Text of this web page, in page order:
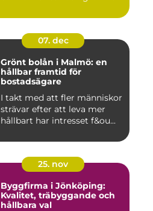
07. dec
Grönt bolån i Malmö: en
hållbar framtid för
bostadsägare
I takt med att fler människor
strävar efter att leva mer
hållbart har intresset f&ou...
25. nov
Byggfirma i Jönköping:
Kvalitet, träbyggande och
hållbara val